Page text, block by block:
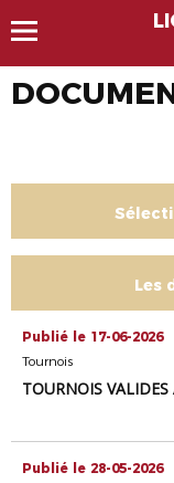
Les
Publié le 17-06-2026
Tournois
TOURNOIS
Publié le 28-05-2026